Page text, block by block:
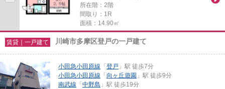
所在階：2階
間取り：1R
面積：14.90㎡
賃貸｜一戸建て 川崎市多摩区登戸の一戸建て
小田急小田原線 「登戸 」駅 徒歩7分
小田急小田原線 「向ヶ丘遊園 」駅 徒歩9分
南武線 「中野島 」駅 徒歩19分